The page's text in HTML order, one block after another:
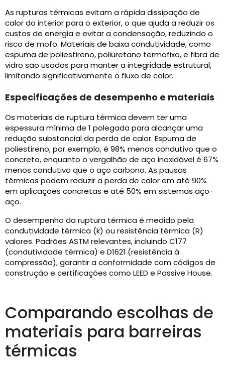
As rupturas térmicas evitam a rápida dissipação de
calor do interior para o exterior, o que ajuda a reduzir os
custos de energia e evitar a condensação, reduzindo o
risco de mofo. Materiais de baixa condutividade, como
espuma de poliestireno, poliuretano termofixo, e fibra de
vidro são usados ​​para manter a integridade estrutural,
limitando significativamente o fluxo de calor.
Especificações de desempenho e materiais
Os materiais de ruptura térmica devem ter uma
espessura mínima de 1 polegada para alcançar uma
redução substancial da perda de calor. Espuma de
poliestireno, por exemplo, é 98% menos condutivo que o
concreto, enquanto o vergalhão de aço inoxidável é 67%
menos condutivo que o aço carbono. As pausas
térmicas podem reduzir a perda de calor em até 90%
em aplicações concretas e até 50% em sistemas aço-
aço.
O desempenho da ruptura térmica é medido pela
condutividade térmica (k) ou resistência térmica (R)
valores. Padrões ASTM relevantes, incluindo C177
(condutividade térmica) e D1621 (resistência à
compressão), garantir a conformidade com códigos de
construção e certificações como LEED e Passive House.
Comparando escolhas de
materiais para barreiras
térmicas